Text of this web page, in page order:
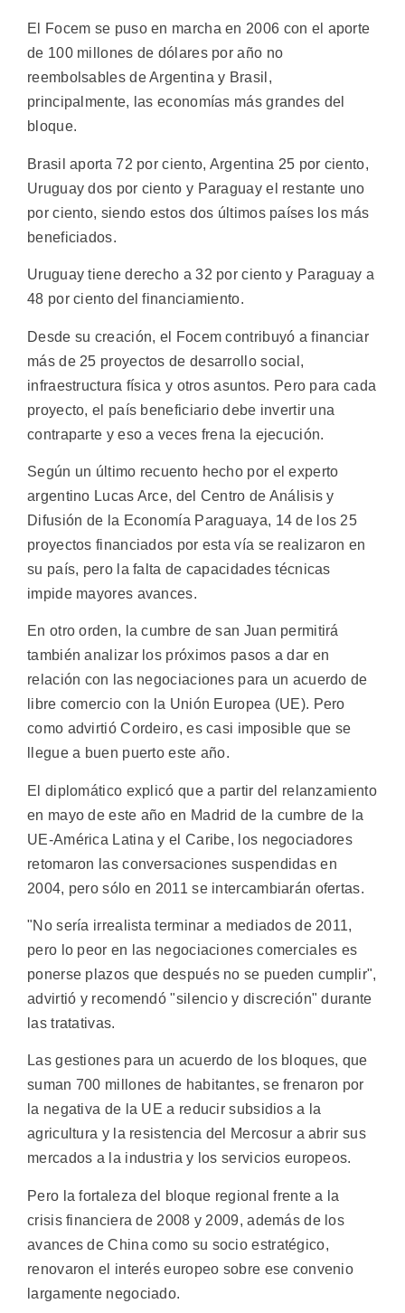
El Focem se puso en marcha en 2006 con el aporte
de 100 millones de dólares por año no
reembolsables de Argentina y Brasil,
principalmente, las economías más grandes del
bloque.
Brasil aporta 72 por ciento, Argentina 25 por ciento,
Uruguay dos por ciento y Paraguay el restante uno
por ciento, siendo estos dos últimos países los más
beneficiados.
Uruguay tiene derecho a 32 por ciento y Paraguay a
48 por ciento del financiamiento.
Desde su creación, el Focem contribuyó a financiar
más de 25 proyectos de desarrollo social,
infraestructura física y otros asuntos. Pero para cada
proyecto, el país beneficiario debe invertir una
contraparte y eso a veces frena la ejecución.
Según un último recuento hecho por el experto
argentino Lucas Arce, del Centro de Análisis y
Difusión de la Economía Paraguaya, 14 de los 25
proyectos financiados por esta vía se realizaron en
su país, pero la falta de capacidades técnicas
impide mayores avances.
En otro orden, la cumbre de san Juan permitirá
también analizar los próximos pasos a dar en
relación con las negociaciones para un acuerdo de
libre comercio con la Unión Europea (UE). Pero
como advirtió Cordeiro, es casi imposible que se
llegue a buen puerto este año.
El diplomático explicó que a partir del relanzamiento
en mayo de este año en Madrid de la cumbre de la
UE-América Latina y el Caribe, los negociadores
retomaron las conversaciones suspendidas en
2004, pero sólo en 2011 se intercambiarán ofertas.
"No sería irrealista terminar a mediados de 2011,
pero lo peor en las negociaciones comerciales es
ponerse plazos que después no se pueden cumplir",
advirtió y recomendó "silencio y discreción" durante
las tratativas.
Las gestiones para un acuerdo de los bloques, que
suman 700 millones de habitantes, se frenaron por
la negativa de la UE a reducir subsidios a la
agricultura y la resistencia del Mercosur a abrir sus
mercados a la industria y los servicios europeos.
Pero la fortaleza del bloque regional frente a la
crisis financiera de 2008 y 2009, además de los
avances de China como su socio estratégico,
renovaron el interés europeo sobre ese convenio
largamente negociado.